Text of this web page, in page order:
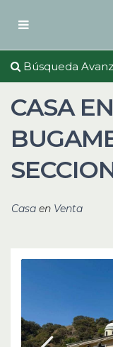
Búsqueda
CASA
Casa en Venta